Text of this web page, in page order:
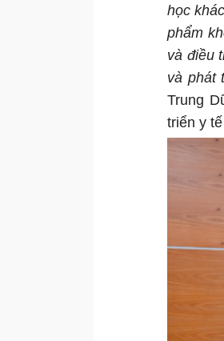
học
phẩm
và điều
và phát
Trung
triển y